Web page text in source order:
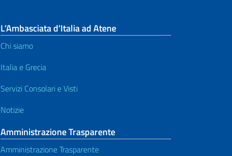
L’Ambasciata d’Italia ad Atene
Chi siamo
Italia e Grecia
Servizi Consolari e Visti
Notizie
Amministrazione Trasparente
Amministrazione Trasparente